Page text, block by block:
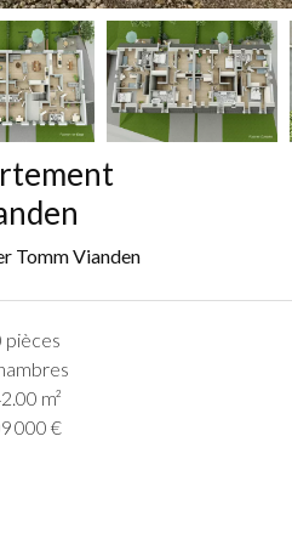
Tomm Vianden
pièces
m²
000 €